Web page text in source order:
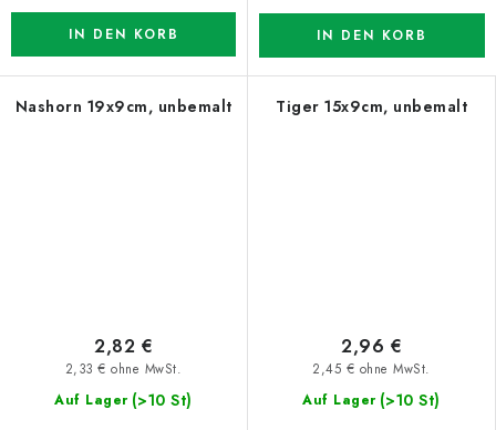
IN DEN KORB IN DEN KORB
Nashorn 19x9cm, unbemalt
Auf Lager (>10 St)
2,33 € ohne MwSt.
2,82 €
Tiger 15x9cm, unbemalt
Auf Lager (>10 St)
2,45 € ohne MwSt.
2,96 €